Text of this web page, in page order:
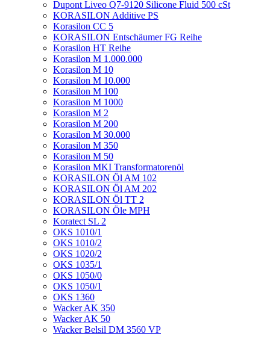
Dupont Liveo Q7-9120 Silicone Fluid 500 cSt
KORASILON Additive PS
Korasilon CC 5
KORASILON Entschäumer FG Reihe
Korasilon HT Reihe
Korasilon M 1.000.000
Korasilon M 10
Korasilon M 10.000
Korasilon M 100
Korasilon M 1000
Korasilon M 2
Korasilon M 200
Korasilon M 30.000
Korasilon M 350
Korasilon M 50
Korasilon MKI Transformatorenöl
KORASILON Öl AM 102
KORASILON Öl AM 202
KORASILON Öl TT 2
KORASILON Öle MPH
Koratect SL 2
OKS 1010/1
OKS 1010/2
OKS 1020/2
OKS 1035/1
OKS 1050/0
OKS 1050/1
OKS 1360
Wacker AK 350
Wacker AK 50
Wacker Belsil DM 3560 VP